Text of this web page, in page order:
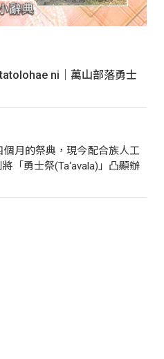
tatolohae ni｜萬山部落勇士
月的祭典，現今配合族人工
「勇士祭(Ta‘avala)」凸顯辦